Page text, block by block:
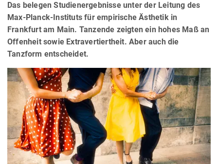
Das belegen Studienergebnisse unter der Leitung des
Max-Planck-Instituts für empirische Ästhetik in
Frankfurt am Main. Tanzende zeigten ein hohes Maß an
Offenheit sowie Extravertiertheit. Aber auch die
Tanzform entscheidet.